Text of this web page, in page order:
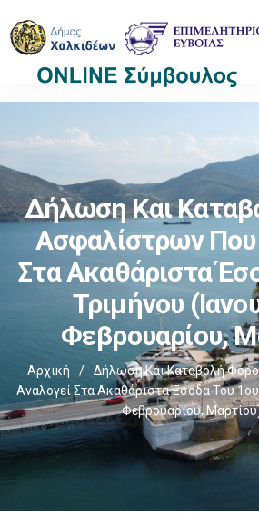
Δήλωση Και
Ασφαλίστρων Που
Στα Ακαθάριστα
Τριμήνου
Φεβρουαρίου,
Αρχική /
Δήλωση Και Καταβολή
Αναλογεί Στα Ακαθάριστα Έσοδα Του 1ου
Φεβρουαρίου,